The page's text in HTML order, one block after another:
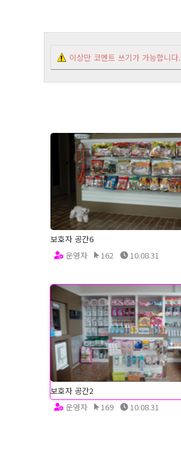
이상만 코멘트 쓰기가 가능합니다.
보호자 공간6
운영자
162 10.08.31
보호자 공간2
운영자
169 10.08.31